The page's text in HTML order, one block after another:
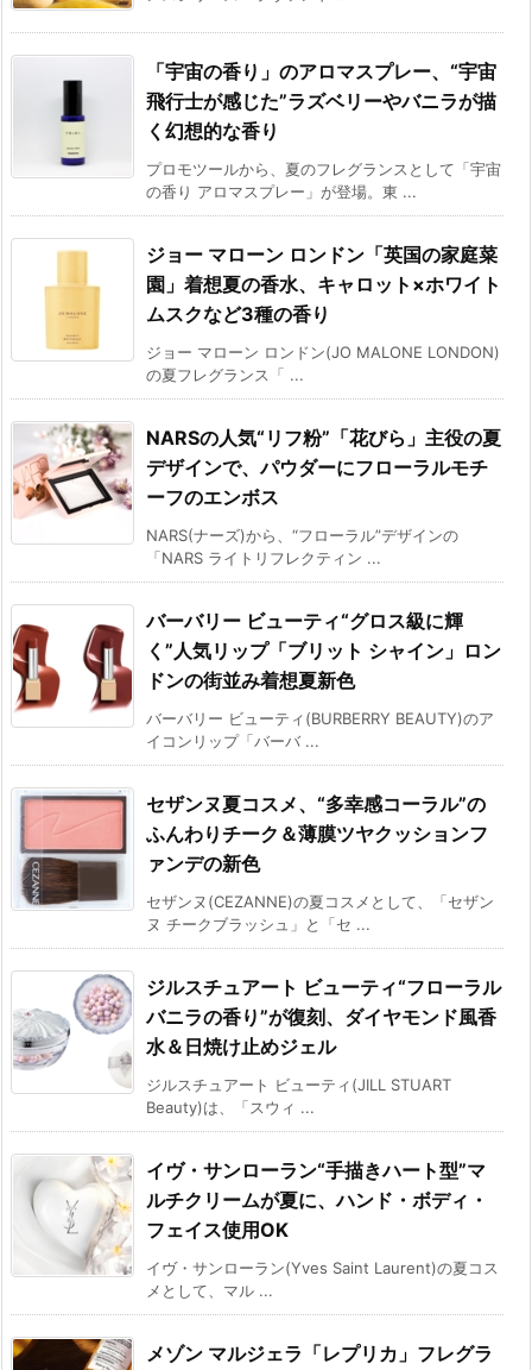
「宇宙の香り」のアロマスプレー、“宇宙
飛行士が感じた”ラズベリーやバニラが描
く幻想的な香り
プロモツールから、夏のフレグランスとして「宇宙
の香り アロマスプレー」が登場。東 ...
ジョー マローン ロンドン「英国の家庭菜
園」着想夏の香水、キャロット×ホワイト
ムスクなど3種の香り
ジョー マローン ロンドン(JO MALONE LONDON)
の夏フレグランス「 ...
NARSの人気“リフ粉”「花びら」主役の夏
デザインで、パウダーにフローラルモチ
ーフのエンボス
NARS(ナーズ)から、“フローラル”デザインの
「NARS ライトリフレクティン ...
バーバリー ビューティ“グロス級に輝
く”人気リップ「ブリット シャイン」ロン
ドンの街並み着想夏新色
バーバリー ビューティ(BURBERRY BEAUTY)のア
イコンリップ「バーバ ...
セザンヌ夏コスメ、“多幸感コーラル”の
ふんわりチーク＆薄膜ツヤクッションフ
ァンデの新色
セザンヌ(CEZANNE)の夏コスメとして、「セザン
ヌ チークブラッシュ」と「セ ...
ジルスチュアート ビューティ“フローラル
バニラの香り”が復刻、ダイヤモンド風香
水＆日焼け止めジェル
ジルスチュアート ビューティ(JILL STUART
Beauty)は、「スウィ ...
イヴ・サンローラン“手描きハート型”マ
ルチクリームが夏に、ハンド・ボディ・
フェイス使用OK
イヴ・サンローラン(Yves Saint Laurent)の夏コス
メとして、マル ...
メゾン マルジェラ「レプリカ」フレグラ